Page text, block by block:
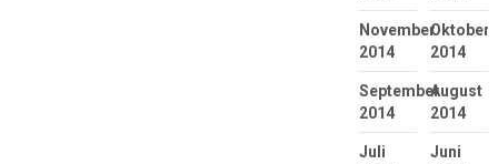
November
2014
Oktober
2014
September
2014
August
2014
Juli
Juni